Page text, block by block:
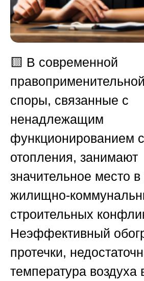
🟨 В современной
споры, связанные с
ненадлежащим
функционированием
отопления, занимают
значительное место в
жилищно-
строительных
Неэффективный
протечки,
температура воздуха